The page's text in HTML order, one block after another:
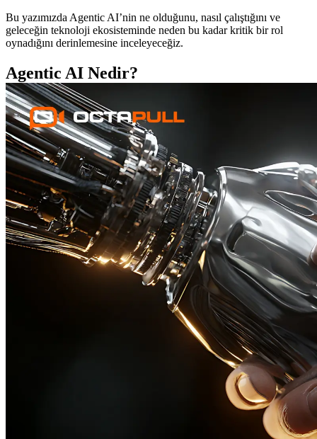
Bu yazımızda Agentic AI’nin ne olduğunu, nasıl çalıştığını ve
geleceğin teknoloji ekosisteminde neden bu kadar kritik bir rol
oynadığını derinlemesine inceleyeceğiz.
Agentic AI Nedir?